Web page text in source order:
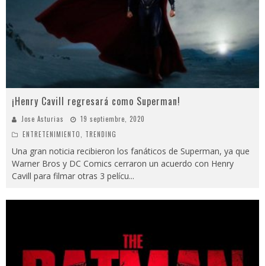
¡Henry Cavill regresará como Superman!
Jose Asturias
19 septiembre, 2020
ENTRETENIMIENTO
TRENDING
Una gran noticia recibieron los fanáticos de Superman, ya que
Warner Bros y DC Comics cerraron un acuerdo con Henry
Cavill para filmar otras 3 pelícu...